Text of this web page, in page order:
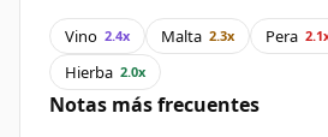
Vino 2.4x Malta 2.3x Pera
Hierba 2.0x
Notas más frecuentes